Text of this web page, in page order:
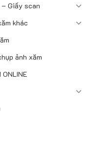
Giấy scan
khác
ảnh xăm
ONLINE